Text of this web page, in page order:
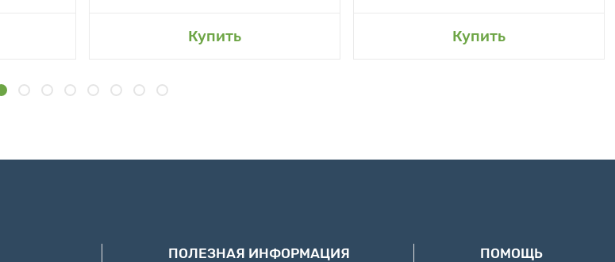
Купить Купить
ПОЛЕЗНАЯ ИНФОРМАЦИЯ ПОМОЩЬ